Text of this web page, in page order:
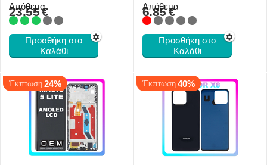
Ion 4500mAh H2402AADF
23.55€
Απόθεμα
Προσθήκη στο
Καλάθι
6.85€
Απόθεμα
Προσθήκη στο
Καλάθι
Έκπτωση 24% Έκπτωση 40%